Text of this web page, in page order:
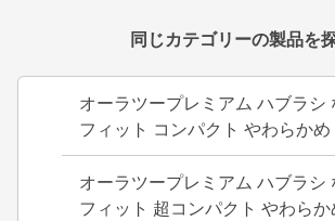
同じカテゴリーの製品を
オーラツープレミアム ハブラシ
フィット コンパクト やわらかめ
オーラツープレミアム ハブラシ
フィット 超コンパクト やわらか